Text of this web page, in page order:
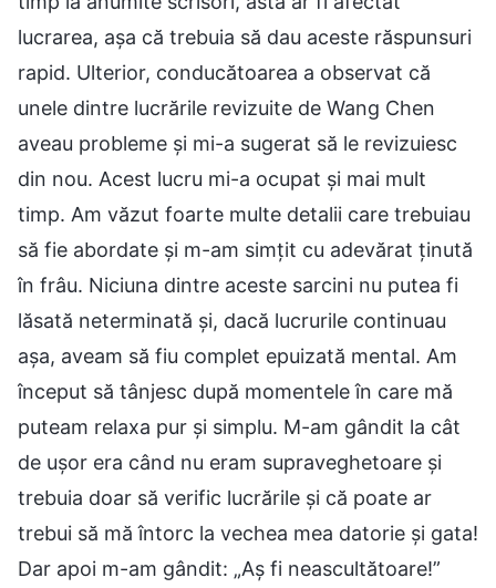
lucrarea, așa că trebuia să dau aceste răspunsuri
rapid. Ulterior, conducătoarea a observat că
unele dintre lucrările revizuite de Wang Chen
aveau probleme și mi-a sugerat să le revizuiesc
din nou. Acest lucru mi-a ocupat și mai mult
timp. Am văzut foarte multe detalii care trebuiau
să fie abordate și m-am simțit cu adevărat ținută
în frâu. Niciuna dintre aceste sarcini nu putea fi
lăsată neterminată și, dacă lucrurile continuau
așa, aveam să fiu complet epuizată mental. Am
început să tânjesc după momentele în care mă
puteam relaxa pur și simplu. M-am gândit la cât
de ușor era când nu eram supraveghetoare și
trebuia doar să verific lucrările și că poate ar
trebui să mă întorc la vechea mea datorie și gata!
Dar apoi m-am gândit: „Aș fi neascultătoare!”